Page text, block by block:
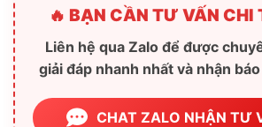
🔥 BẠN CẦN TƯ VẤN CHI
Liên hệ qua Zalo để được
giải đáp nhanh nhất và nhận
CHAT ZALO NHẬN TƯ